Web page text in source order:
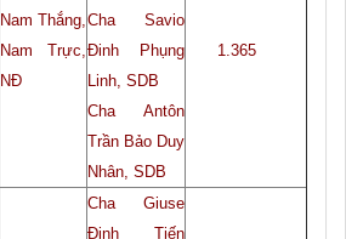
Nam Thắng,
Nam Trực,
NĐ
Cha Savio
Đinh Phụng
Linh, SDB
Cha Antôn
Trần Bảo Duy
Nhân, SDB
1.365
Cha Giuse
Đinh Tiến